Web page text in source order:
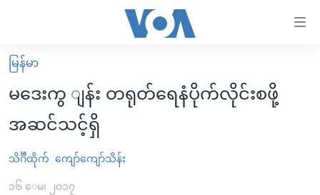
လွယ်ကူ
စေ
များ
ပင်မ
မူလစာမျက်နှာ
မြန်မာ
ကမ္ဘာ့သတင်းများ
နိုင်ငံတကာ
ဗွီဒီယို
သတင်းလွတ်လပ်ခွင့်
မြန်မာ
မဒေးကွ ျန်း တရုတ်ရေနံပိုက်လိုင်းစဖို့
အဆင်သင့်ရှိ
သိင်္ဂီထိုက် ကျော်ကျော်သိန်း
၁၆ ေမ၊ ၂၀၁၇